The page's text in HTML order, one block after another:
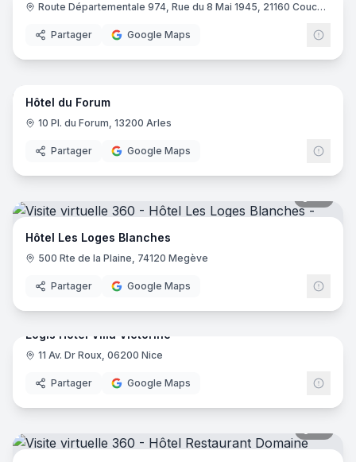
Route Départementale 974, Rue du 8 Mai 1945, 21160 Couchey
Partager Google Maps
16
Hôtel du Forum
10 Pl. du Forum, 13200 Arles
Partager Google Maps
Hôtel Les Loges Blanches
500 Rte de la Plaine, 74120 Megève
Partager Google Maps
17
Logis Hôtel Villa Victorine
11 Av. Dr Roux, 06200 Nice
Partager Google Maps